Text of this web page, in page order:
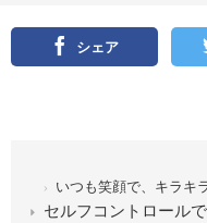
シェア
いつも笑顔で、キラキ
セルフコントロール